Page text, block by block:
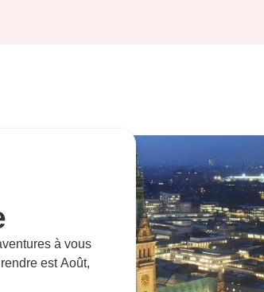
à vous
est Août,